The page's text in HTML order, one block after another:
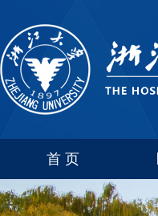
首 页